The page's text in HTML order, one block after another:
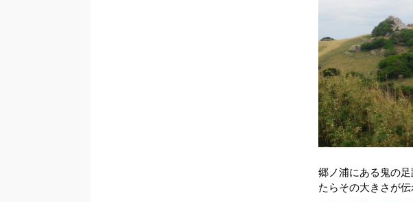
郷ノ浦にある鬼の
たらその大きさが伝